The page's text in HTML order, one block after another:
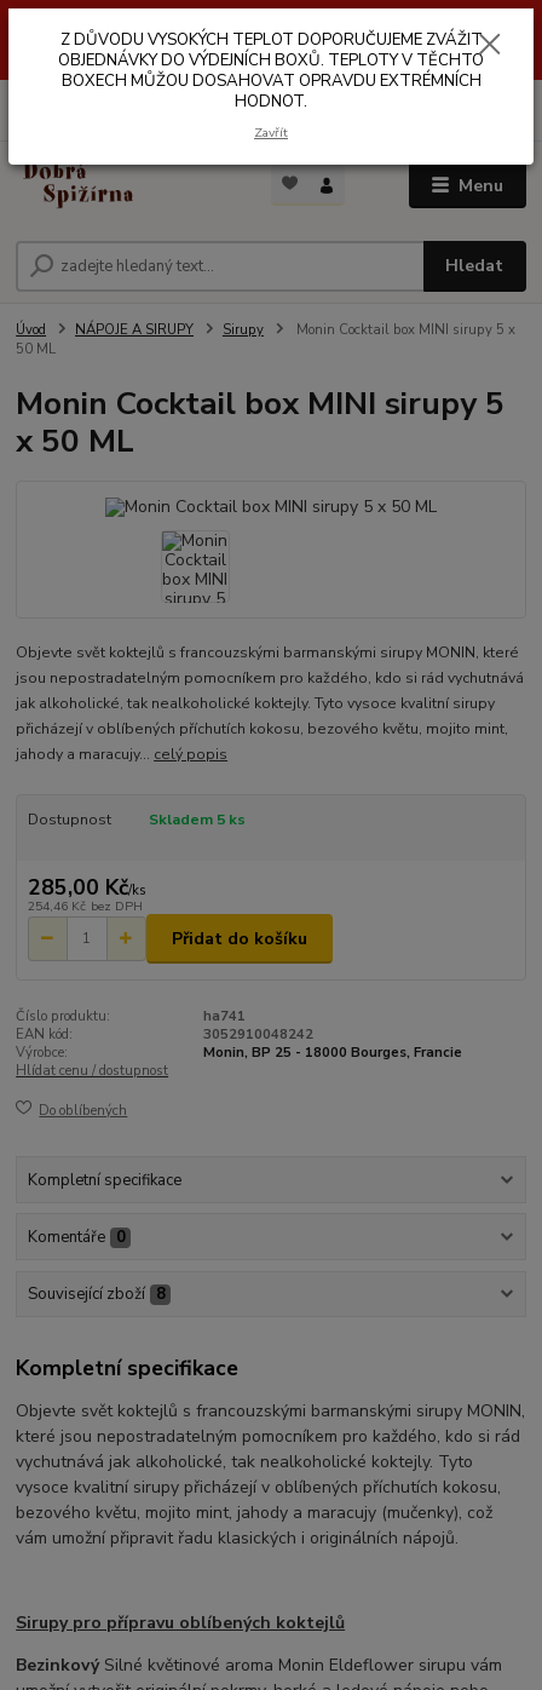
VÝDEJNÍCH BOXŮ. TEPLOTA V TĚCHTO BOXECH MŮŽE DOSAHOVAT
OPRAVDU EXTRÉMNÍCH HODNOT.
Menu
Hledat
Úvod NÁPOJE A SIRUPY Sirupy
Monin Cocktail box MINI sirupy 5 x
50 ML
Monin Cocktail box MINI sirupy 5
x 50 ML
Objevte svět koktejlů s francouzskými barmanskými sirupy MONIN, které
jsou nepostradatelným pomocníkem pro každého, kdo si rád vychutnává
jak alkoholické, tak nealkoholické koktejly. Tyto vysoce kvalitní sirupy
přicházejí v oblíbených příchutích kokosu, bezového květu, mojito mint,
jahody a maracujy... celý popis
Dostupnost Skladem 5 ks
285,00 Kč/ks
254,46 Kč bez DPH
Přidat do košíku
Číslo produktu:
ha741
EAN kód:
3052910048242
Výrobce:
Monin, BP 25 - 18000 Bourges, Francie
Hlídat cenu / dostupnost
Do oblíbených
Kompletní specifikace
Komentáře 0
Související zboží 8
Kompletní specifikace
Objevte svět koktejlů s francouzskými barmanskými sirupy MONIN,
které jsou nepostradatelným pomocníkem pro každého, kdo si rád
vychutnává jak alkoholické, tak nealkoholické koktejly. Tyto
vysoce kvalitní sirupy přicházejí v oblíbených příchutích kokosu,
bezového květu, mojito mint, jahody a maracujy (mučenky), což
vám umožní připravit řadu klasických i originálních nápojů.
Sirupy pro přípravu oblíbených koktejlů
Bezinkový Silné květinové aroma Monin Eldeflower sirupu vám
Z DŮVODU VYSOKÝCH TEPLOT DOPORUČUJEME ZVÁŽIT
OBJEDNÁVKY DO VÝDEJNÍCH BOXŮ. TEPLOTY V TĚCHTO
BOXECH MŮŽOU DOSAHOVAT OPRAVDU EXTRÉMNÍCH
HODNOT.
Zavřít